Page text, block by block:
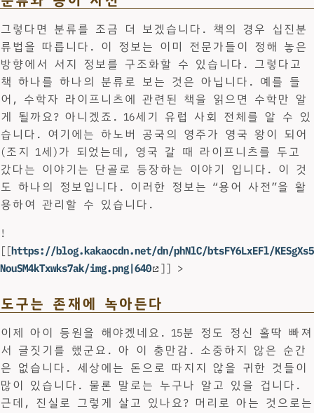
그렇다면 분류를 조금 더 보겠습니다. 책의 경우 십진분
류법을 따릅니다. 이 정보는 이미 전문가들이 정해 놓은
방향에서 서지 정보를 구조화할 수 있습니다. 그렇다고
책 하나를 하나의 분류로 보는 것은 아닙니다. 예를 들
어, 수학자 라이프니츠에 관련된 책을 읽으면 수학만 알
게 될까요? 아니겠죠. 16세기 유럽 사회 전체를 알 수 있
습니다. 여기에는 하노버 공국의 영주가 영국 왕이 되어
(조지 1세)가 되었는데, 영국 갈 때 라이프니츠를 두고
갔다는 이야기는 단골로 등장하는 이야기 입니다. 이 것
도 하나의 정보입니다. 이러한 정보는 “용어 사전”을 활
용하여 관리할 수 있습니다.
!
[[https://blog.kakaocdn.net/dn/phNlC/btsFY6LxEFl/KESgXs5
NouSM4kTxwks7ak/img.png|640
]] >
도구는 존재에 녹아든다
이제 아이 등원을 해야겠네요. 15분 정도 정신 홀딱 빠져
서 글짓기를 했군요. 아 이 충만감. 소중하지 않은 순간
은 없습니다. 세상에는 돈으로 따지지 않을 귀한 것들이
많이 있습니다. 물론 말로는 누구나 알고 있을 겁니다.
근데, 진실로 그렇게 살고 있나요? 머리로 아는 것으로는